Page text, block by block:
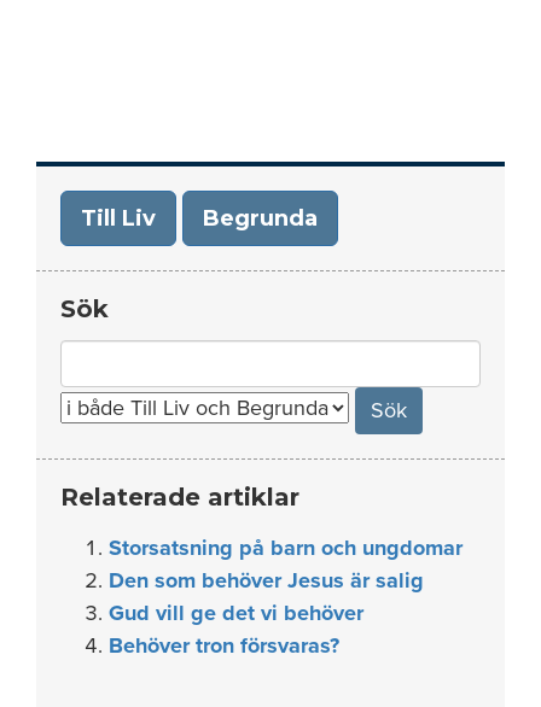
Till Liv Begrunda
Sök
for:
Relaterade artiklar
Storsatsning på barn och ungdomar
Den som behöver Jesus är salig
Gud vill ge det vi behöver
Behöver tron försvaras?